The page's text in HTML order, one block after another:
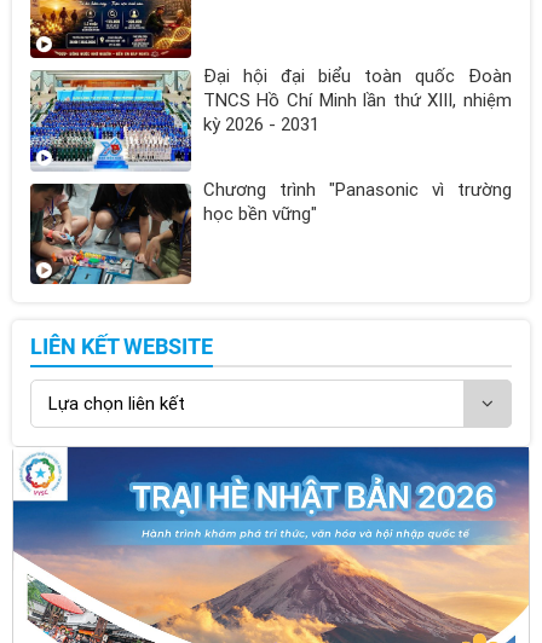
Đại hội đại biểu toàn quốc Đoàn
TNCS Hồ Chí Minh lần thứ XIII, nhiệm
kỳ 2026 - 2031
Chương trình "Panasonic vì trường
học bền vững"
LIÊN KẾT WEBSITE